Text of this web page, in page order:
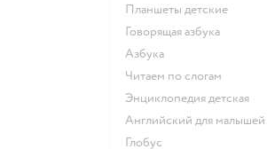
Планшеты детские
говорящая азбука
азбука
читаем по слогам
энциклопедия детская
английский для малышей
глобус